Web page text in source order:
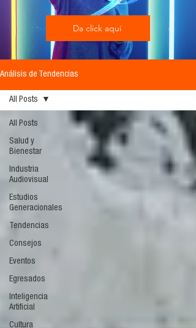
Da click aquí
Análisis de Tendencias
All Posts
Salud y
Bienestar
Industria
Audiovisual
Estudios
Generacionales
Tendencias
Consejos
Eventos
Egresados
Inteligencia
Artificial
Cultura
All Posts